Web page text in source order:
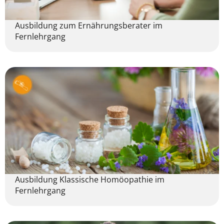
Ausbildung zum Ernährungsberater im
Fernlehrgang
Ausbildung Klassische Homöopathie im
Fernlehrgang